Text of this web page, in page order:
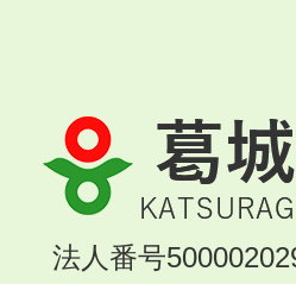
葛
城
市
KATSURAGI
法人番号